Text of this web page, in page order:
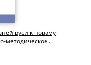
руси к новому
методическое...